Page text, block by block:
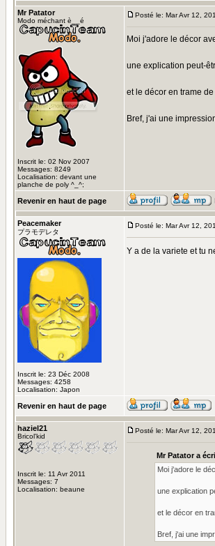
Mr Patator
Modo méchant è__é
Inscrit le: 02 Nov 2007
Messages: 8249
Localisation: devant une
planche de poly ^_^;
Posté le: Mar Avr 12,
Moi j'adore le décor
une explication peut-
et le décor en trame
Bref, j'ai une
Revenir en haut de page
Peacemaker
プラモデレタ
Inscrit le: 23 Déc 2008
Messages: 4258
Localisation: Japon
Posté le: Mar Avr 12,
Y a de la variete et tu
Revenir en haut de page
haziel21
Bricol'kid
Inscrit le: 11 Avr 2011
Messages: 7
Localisation: beaune
Posté le: Mar Avr 12,
Mr Patator a
Moi j'adore le
une explication
et le décor en
Bref, j'ai une